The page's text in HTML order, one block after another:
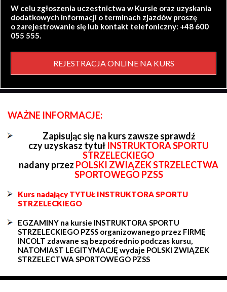
W celu zgłoszenia uczestnictwa w Kursie oraz uzyskania
dodatkowych informacji o terminach zjazdów proszę
o zarejestrowanie się lub kontakt telefoniczny: +48 600
055 555.
REJESTRACJA ONLINE NA KURS
WAŻNE INFORMACJE:
Zapisując się na kurs zawsze sprawdź
czy uzyskasz tytuł INSTRUKTORA SPORTU
STRZELECKIEGO
nadany przez POLSKI ZWIĄZEK STRZELECTWA
SPORTOWEGO PZSS
Kurs nadający TYTUŁ INSTRUKTORA SPORTU
STRZELECKIEGO
EGZAMINY na kursie INSTRUKTORA SPORTU
STRZELECKIEGO PZSS organizowanego przez FIRMĘ
INCOLT zdawane są bezpośrednio podczas kursu,
NATOMIAST LEGITYMACJĘ wydaje POLSKI ZWIĄZEK
STRZELECTWA SPORTOWEGO PZSS